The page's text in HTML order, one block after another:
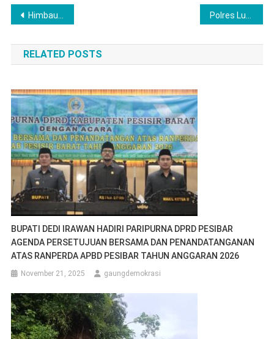
Post
navigation
Himbauan Tertib Lalu Lintas Disampaikan Personel Satlantas Polres Langkat Dan Pengaturan Lalu Lintas Pagi Polres Lubuklinggau Tangkap Pelaku Pungli Ternyata Pecatan Polisi Berpangkat Bripka
RELATED POSTS
BUPATI DEDI IRAWAN HADIRI PARIPURNA DPRD PESIBAR
AGENDA PERSETUJUAN BERSAMA DAN PENANDATANGANAN
ATAS RANPERDA APBD PESIBAR TAHUN ANGGARAN 2026
November 21, 2025 gaungdemokrasi